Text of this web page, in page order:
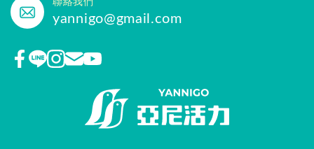
聯絡我們
yannigo@gmail.com